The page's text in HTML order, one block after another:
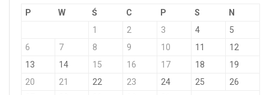
P W Ś C P S N
1 2 3 4
5
6
7 8 9 10 11
12
13
14 15 16 17 18
19
20
21 22 23 24 25
26